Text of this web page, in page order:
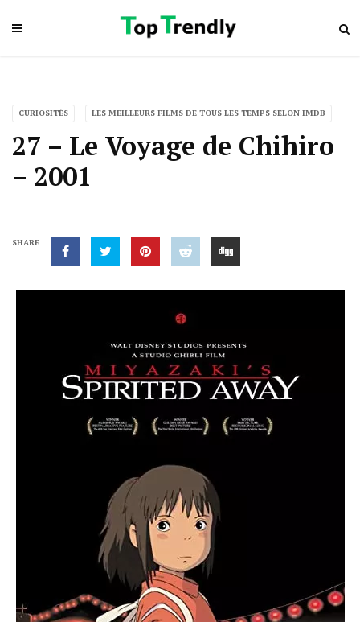
CURIOSITÉS LES MEILLEURS FILMS DE TOUS LES TEMPS SELON IMDB
27 – Le Voyage de Chihiro
– 2001
SHARE